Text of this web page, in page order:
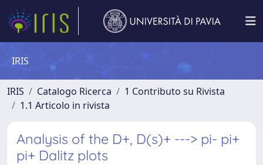
IRIS
IRIS Catalogo Ricerca
1 Contributo su Rivista
1.1 Articolo in rivista
Analysis of the D+, D(s)+ ---> pi- pi+
pi+ Dalitz plots